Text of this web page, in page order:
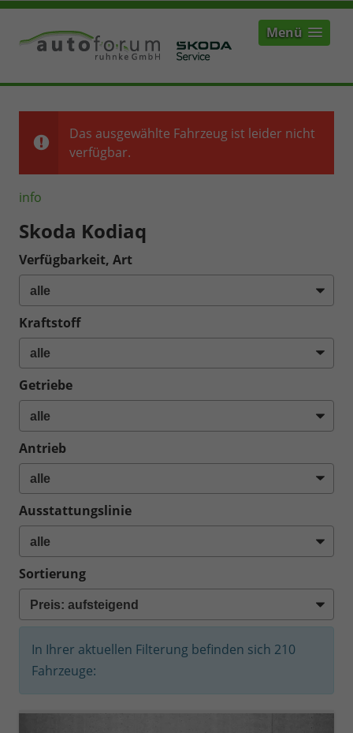
Menü
Das ausgewählte Fahrzeug ist leider nicht
verfügbar.
info
Skoda Kodiaq
Verfügbarkeit, Art
Kraftstoff
Getriebe
Antrieb
Ausstattungslinie
Sortierung
In Ihrer aktuellen Filterung befinden sich 210
Fahrzeuge: